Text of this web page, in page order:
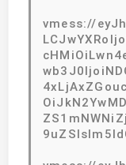
vmess://